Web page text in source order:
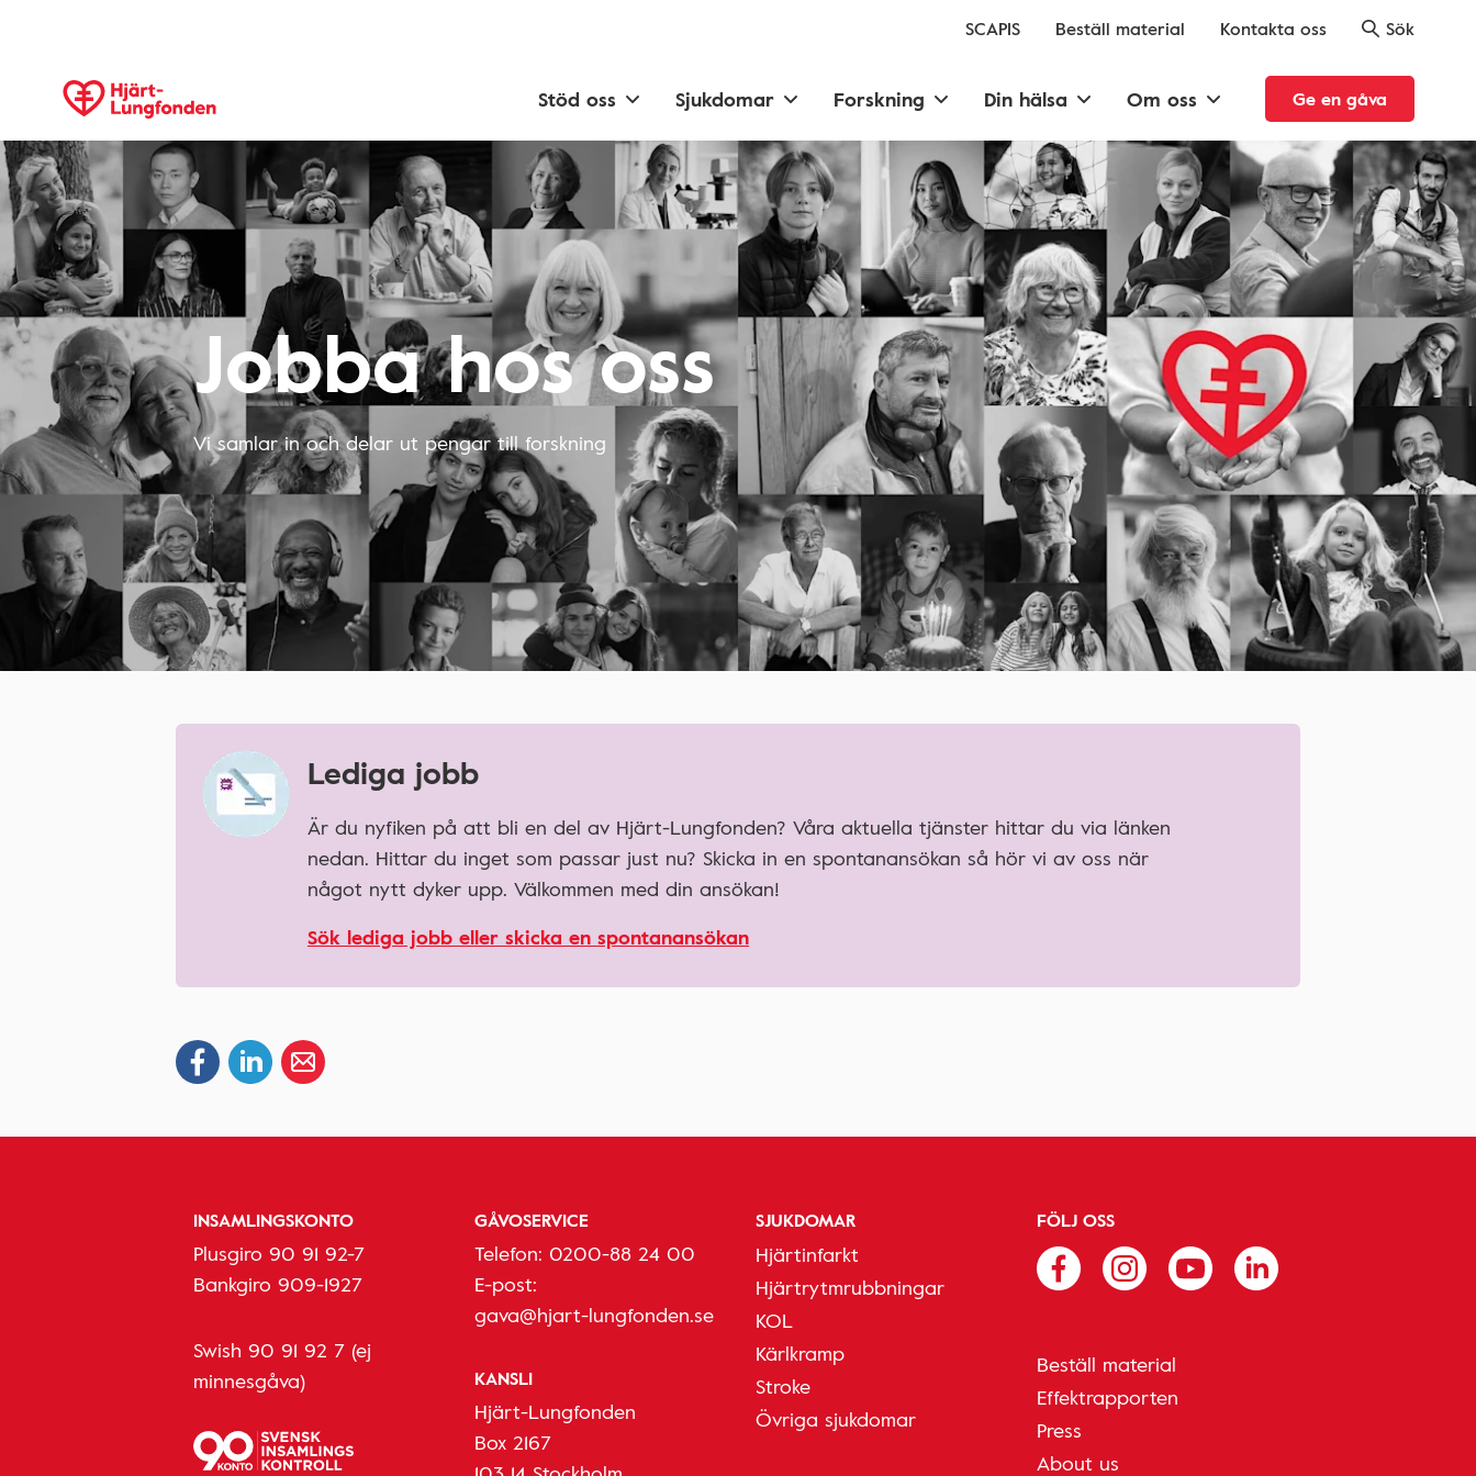
SCAPIS Beställ material Kontakta oss Sök
Stöd oss Sjukdomar Forskning Din hälsa Om oss Ge en gåva
Jobba hos oss
Vi samlar in och delar ut pengar till forskning
Lediga jobb
Är du nyfiken på att bli en del av Hjärt-Lungfonden? Våra aktuella tjänster hittar du via länken
nedan. Hittar du inget som passar just nu? Skicka in en spontanansökan så hör vi av oss när
något nytt dyker upp. Välkommen med din ansökan!
Sök lediga jobb eller skicka en spontanansökan
INSAMLINGSKONTO
Plusgiro 90 91 92-7
Bankgiro 909-1927
Swish 90 91 92 7 (ej
minnesgåva)
GÅVOSERVICE
Telefon: 0200-88 24 00
E-post:
gava@hjart-lungfonden.se
KANSLI
Hjärt-Lungfonden
Box 2167
SJUKDOMAR
Hjärtinfarkt
Hjärtrytmrubbningar
KOL
Kärlkramp
Stroke
Övriga sjukdomar
FÖLJ OSS
Beställ material
Effektrapporten
Press
About us